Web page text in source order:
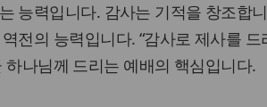
능력입니다. 감사는 기적을 창조합
전의 능력입니다. “감사로 제사를
하나님께 드리는 예배의 핵심입니다.